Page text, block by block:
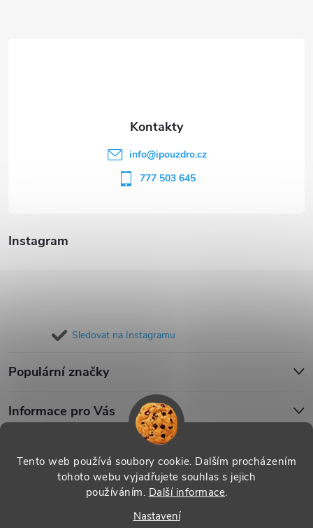
Tento web používá soubory cookie. Dalším procházením
tohoto webu vyjadřujete souhlas s jejich
používáním. Další informace.
Nastavení
Instagram
Sledovat na Instagramu
Populární značky
Informace pro Vás
info@ipouzdro.cz
777 503 645
Copyright 2026 . Všechna práva vyhrazena.
nastavení cookies